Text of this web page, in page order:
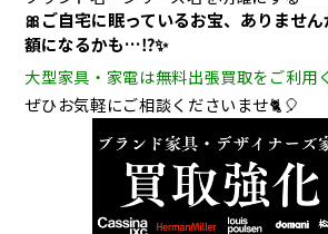
🎀ご自宅に眠っているお宝、ありませ
額になるかも…⁉️✨
大型家具・家電は無料出張買取をご利用
ぜひお気軽にご相談くださいませ🐈🎈